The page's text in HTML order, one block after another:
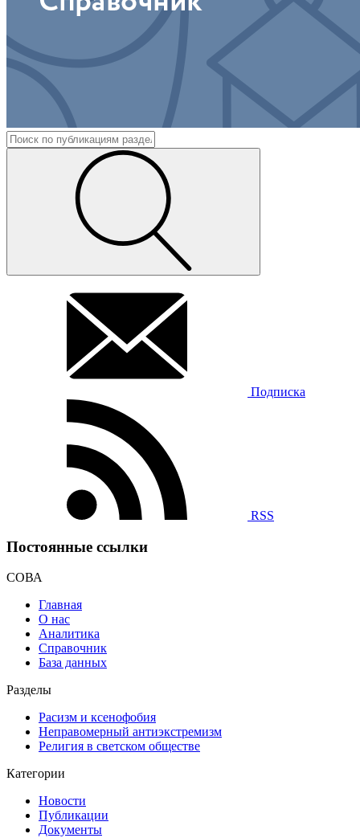
Подписка
RSS
Постоянные ссылки
СОВА
Главная
О нас
Аналитика
Справочник
База данных
Разделы
Расизм и ксенофобия
Неправомерный антиэкстремизм
Религия в светском обществе
Категории
Новости
Публикации
Документы